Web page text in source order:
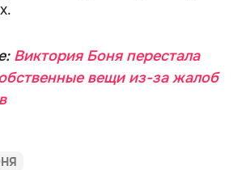
Виктория Боня перестала
вещи из-за жалоб